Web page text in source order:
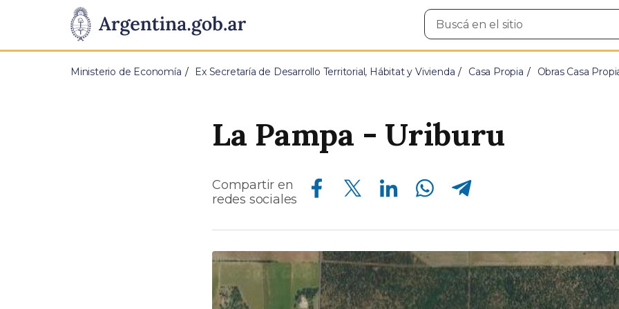
Presidencia
de
Pasar al contenido principal
Buscar
en
Ministerio de Economía Ex Secretaría de Desarrollo Territorial, Hábitat y Vivienda Casa Propia Obras Casa
La Pampa - Uriburu
Compartir en
redes sociales
Compartir en Facebook Compartir en Twitter Compartir en Linkedin Compartir en Whatsapp Compartir en Telegram